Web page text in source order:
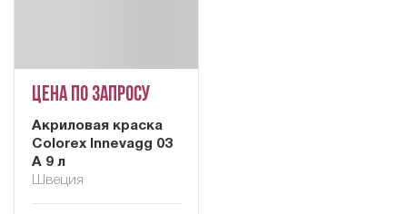
Цена по запросу
Акриловая краска
Colorex Innevagg 03
A 9 л
Швеция